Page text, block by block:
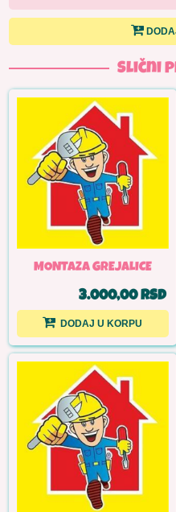
Slični
MONTAZA GREJALICE
3.000,00 RSD
DODAJ U KORPU